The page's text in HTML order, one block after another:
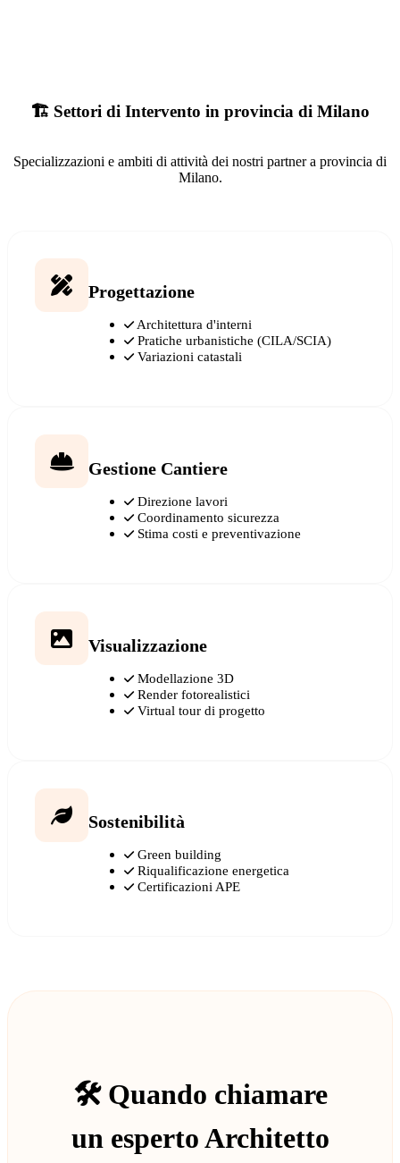
🏗️ Settori di Intervento in provincia di Milano
Specializzazioni e ambiti di attività dei nostri partner a provincia di
Milano.
Progettazione
Architettura d'interni
Pratiche urbanistiche (CILA/SCIA)
Variazioni catastali
Gestione Cantiere
Direzione lavori
Coordinamento sicurezza
Stima costi e preventivazione
Visualizzazione
Modellazione 3D
Render fotorealistici
Virtual tour di progetto
Sostenibilità
Green building
Riqualificazione energetica
Certificazioni APE
🛠️ Quando chiamare
un esperto Architetto